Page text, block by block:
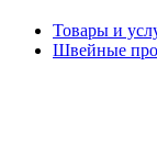
Товары и
Швейные